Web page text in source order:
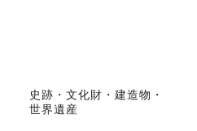
史跡・文化財・建造物・
世界遺産